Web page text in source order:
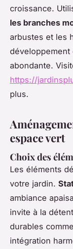
croissance.
les branches
arbustes et les
développement
abondante.
https://
plus.
espace vert
Choix des
Les éléments
votre jardin.
ambiance
invite à la
durables
intégration